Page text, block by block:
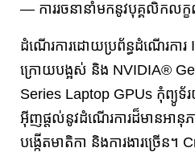
— ការរចនានាំមកនូវបុគ្គលិកល
ដំណើរការដោយប្រព័ន្ធដំណើរក
ក្រោយបង្អស់ និង NVIDIA®
Series Laptop GPUs កុំព្យូទ័
អ៊ីញផ្តល់នូវដំណើរការដ៏មានអានុភ
បង្កើតមាតិកា និងការងារច្រើន